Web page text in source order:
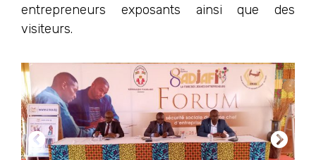
entrepreneurs exposants ainsi que des
visiteurs.